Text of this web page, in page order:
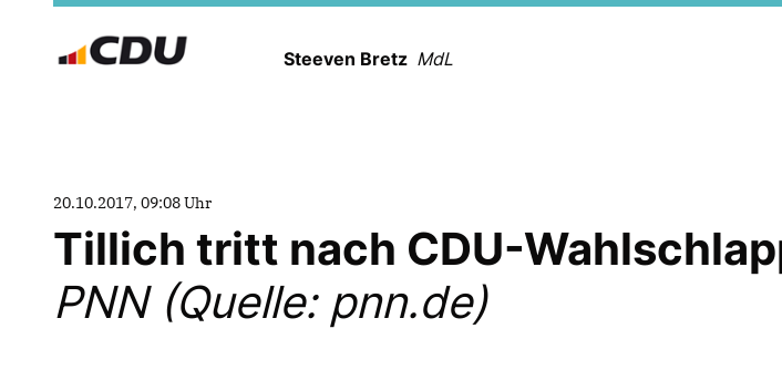
Steeven Bretz MdL
20.10.2017, 09:08 Uhr
Tillich tritt nach CDU-
PNN (Quelle: pnn.de)